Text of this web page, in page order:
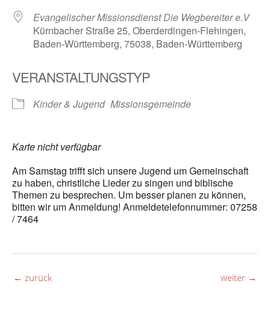
Evangelischer Missionsdienst Die Wegbereiter e.V
Kürnbacher Straße 25, Oberderdingen-Flehingen,
Baden-Württemberg, 75038, Baden-Württemberg
VERANSTALTUNGSTYP
Kinder & Jugend Missionsgemeinde
Karte nicht verfügbar
Am Samstag trifft sich unsere Jugend um Gemeinschaft
zu haben, christliche Lieder zu singen und biblische
Themen zu besprechen. Um besser planen zu können,
bitten wir um Anmeldung! Anmeldetelefonnummer: 07258
/ 7464
← zurück weiter →